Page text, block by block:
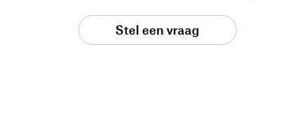
Stel een vraag